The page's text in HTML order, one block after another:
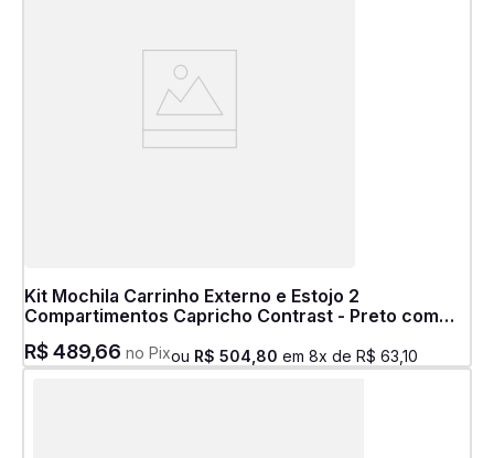
Kit Mochila Carrinho Externo e Estojo 2
Compartimentos Capricho Contrast - Preto com
Rosa
R$489,66 no Pixou R$ 504 80 em 8x de R$ 63 10